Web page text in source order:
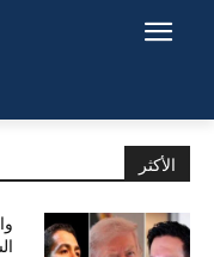
الأكثر